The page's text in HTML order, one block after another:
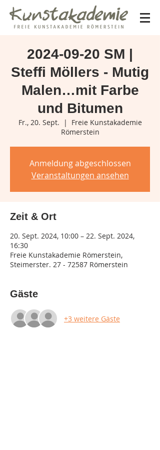
2024-09-20 SM |
Steffi Möllers - Mutig
Malen…mit Farbe
und Bitumen
Fr., 20. Sept.
  |
Freie Kunstakademie
Römerstein
Anmeldung abgeschlossen
Veranstaltungen ansehen
Zeit & Ort
20. Sept. 2024, 10:00 – 22. Sept. 2024,
16:30
Freie Kunstakademie Römerstein,
Steimerster. 27 - 72587 Römerstein
Gäste
+3 weitere Gäste